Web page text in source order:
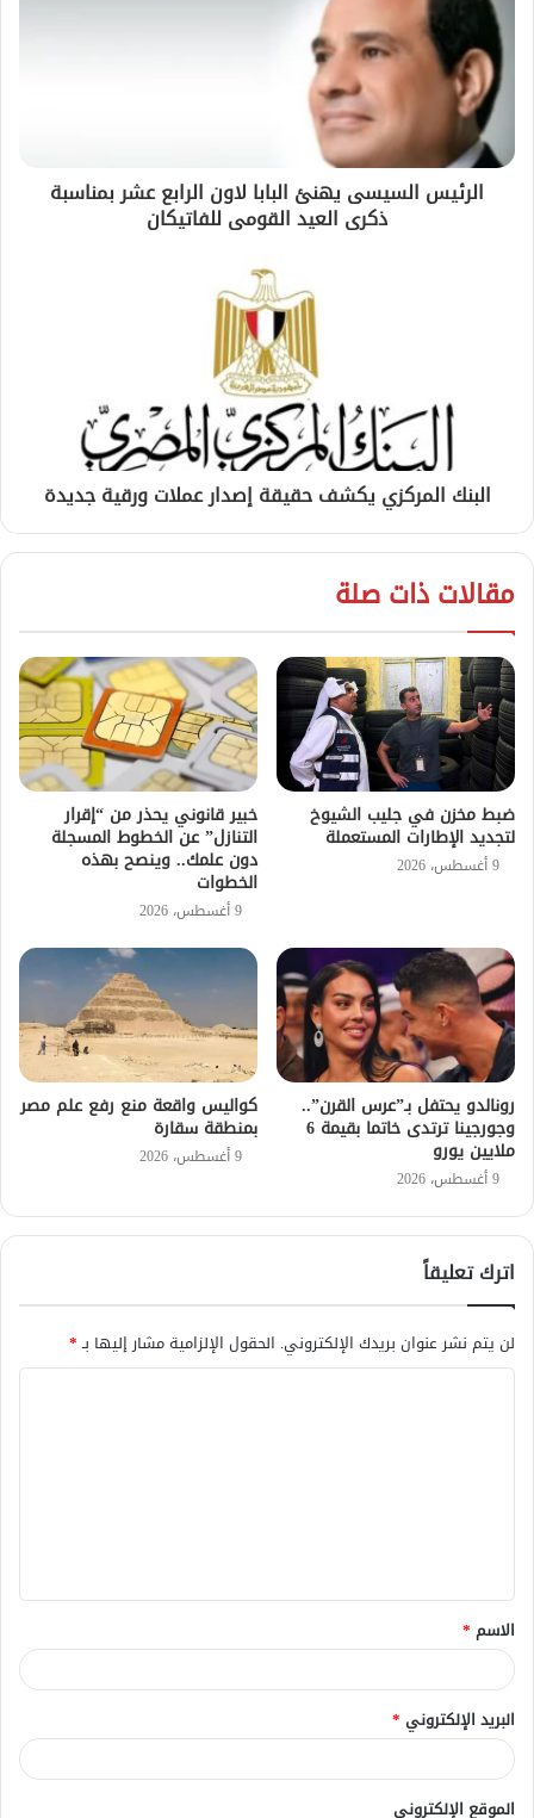
الرئيس السيسى يهنئ البابا لاون الرابع عشر بمناسبة
ذكرى العيد القومى للفاتيكان
البنك المركزي يكشف حقيقة إصدار عملات ورقية جديدة
مقالات ذات صلة
ضبط مخزن في جليب الشيوخ
لتجديد الإطارات المستعملة
9 أغسطس، 2026
خبير قانوني يحذر من “إقرار
التنازل” عن الخطوط المسجلة
دون علمك.. وينصح بهذه
الخطوات
9 أغسطس، 2026
رونالدو يحتفل بـ”عرس القرن”..
وجورجينا ترتدى خاتما بقيمة 6
ملايين يورو
9 أغسطس، 2026
كواليس واقعة منع رفع علم مصر
بمنطقة سقارة
9 أغسطس، 2026
اترك تعليقاً
لن يتم نشر عنوان بريدك الإلكتروني. الحقول الإلزامية مشار إليها بـ*
ق
*
الاسم *
البريد الإلكتروني *
الموقع الإلكتروني